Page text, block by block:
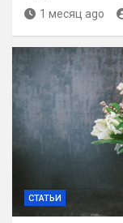
1 месяц ago
СТАТЬИ